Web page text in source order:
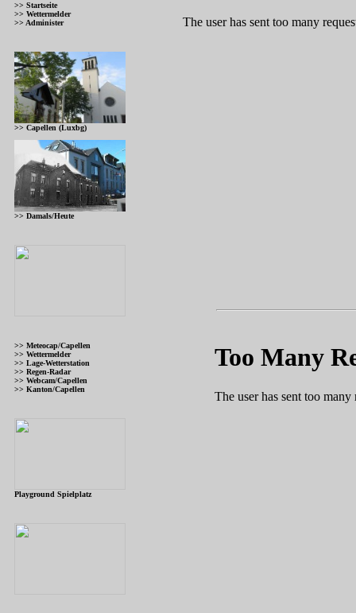
>> Startseite
>> Wettermelder
>> Administer
>> Capellen (Luxbg)
>> Damals/Heute
>> Meteocap/Capellen
>> Wettermelder
>> Lage-Wetterstation
>> Regen-Radar
>> Webcam/Capellen
>> Kanton/Capellen
Playground Spielplatz